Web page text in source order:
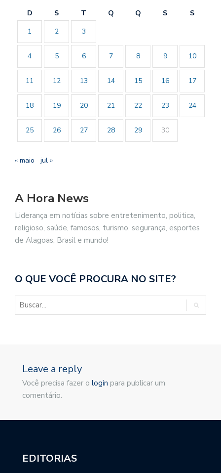
D S T Q Q S
S
1
2 3
4 5 6 7 8 9 10
11 12 13 14 15 16 17
18 19 20 21 22 23 24
25 26 27 28 29 30
« maio jul »
A Hora News
Liderança em notícias sobre entretenimento, politica,
religioso, saúde, famosos, turismo, segurança, esportes
de Alagoas, Brasil e mundo!
O QUE VOCÊ PROCURA NO SITE?
Leave a reply
Você precisa fazer o login para publicar um
comentário.
EDITORIAS